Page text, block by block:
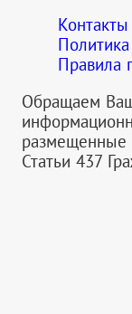
Контакты
Правила
Обращаем
размещенные
Статьи 437